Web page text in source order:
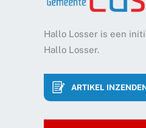
Hallo Losser is een
Hallo Losser.
ARTIKEL